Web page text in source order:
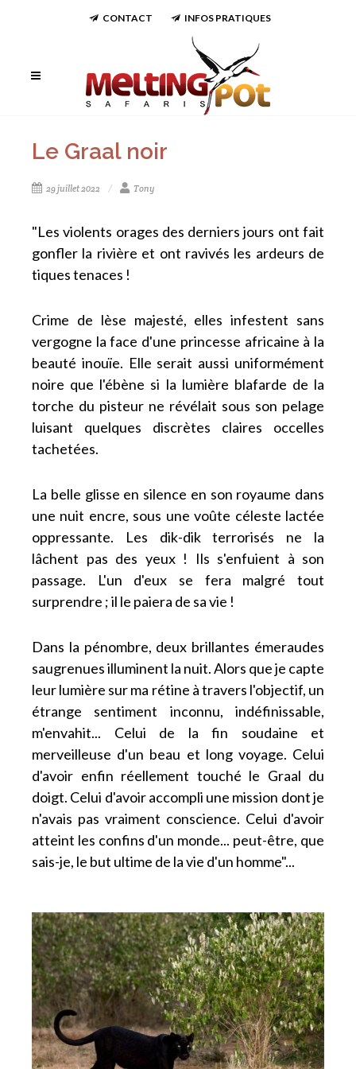
CONTACT INFOS PRATIQUES
Le Graal noir
29 juillet 2022 Tony
"Les violents orages des derniers jours ont fait
gonfler la rivière et ont ravivés les ardeurs de
tiques tenaces !
Crime de lèse majesté, elles infestent sans
vergogne la face d'une princesse africaine à la
beauté inouïe. Elle serait aussi uniformément
noire que l'ébène si la lumière blafarde de la
torche du pisteur ne révélait sous son pelage
luisant quelques discrètes claires occelles
tachetées.
La belle glisse en silence en son royaume dans
une nuit encre, sous une voûte céleste lactée
oppressante. Les dik-dik terrorisés ne la
lâchent pas des yeux ! Ils s'enfuient à son
passage. L'un d'eux se fera malgré tout
surprendre ; il le paiera de sa vie !
Dans la pénombre, deux brillantes émeraudes
saugrenues illuminent la nuit. Alors que je capte
leur lumière sur ma rétine à travers l'objectif, un
étrange sentiment inconnu, indéfinissable,
m'envahit... Celui de la fin soudaine et
merveilleuse d'un beau et long voyage. Celui
d'avoir enfin réellement touché le Graal du
doigt. Celui d'avoir accompli une mission dont je
n'avais pas vraiment conscience. Celui d'avoir
atteint les confins d'un monde... peut-être, que
sais-je, le but ultime de la vie d'un homme"...